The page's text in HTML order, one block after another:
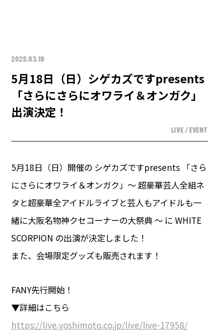
2025.03.19
5月18日（日）シゲカズですpresents
「さらにさらにオワライ＆オンガク」
出演決定！
LIVE / EVENT
5月18日（日）開催の シゲカズですpresents 「さら
にさらにオワライ＆オンガク」～ 超豪華芸人全組ネ
タと超豪華全アイドルライブと芸人もアイドルも一
緒に大阪名物神クセコーナーの大祭典 ～ に WHITE
SCORPION の出演が決定しました！
また、会場限定グッズも販売されます！
FANY先行開始！
▼詳細はこちら
https://live.yoshimoto.co.jp/live/live-17958/